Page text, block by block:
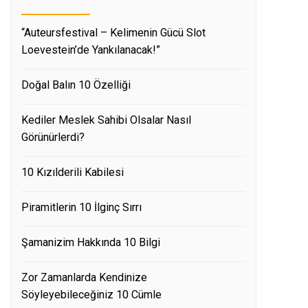
“Auteursfestival – Kelimenin Gücü Slot
Loevestein’de Yankılanacak!”
Doğal Balın 10 Özelliği
Kediler Meslek Sahibi Olsalar Nasıl
Görünürlerdi?
10 Kızılderili Kabilesi
Piramitlerin 10 İlginç Sırrı
Şamanizim Hakkında 10 Bilgi
Zor Zamanlarda Kendinize
Söyleyebileceğiniz 10 Cümle